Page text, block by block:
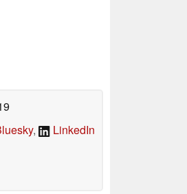
, LinkedIn